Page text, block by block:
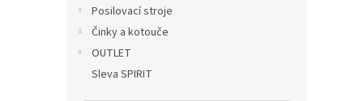
Posilovací stroje
Činky a kotouče
OUTLET
Sleva SPIRIT